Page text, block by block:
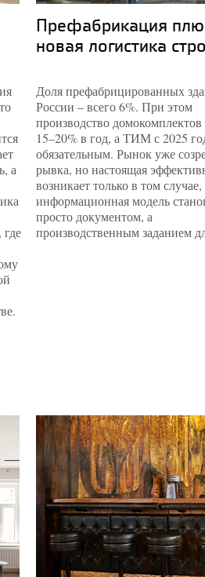
а
Префабрикация
новая логистика
Доля префабрицированных
России – всего 6%. При этом
производство домокомплектов
15–20% в год, а ТИМ с 2025
обязательным. Рынок уже
рывка, но настоящая
возникает только в том случае,
информационная модель
просто документом, а
производственным заданием